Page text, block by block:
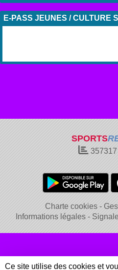
E-PASS JEUNES / CULTURE
SPORTS
357317
Charte cookies
Informations légales
Ce site utilise des cookies et